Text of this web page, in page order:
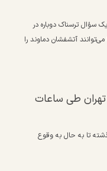
سؤال ترسناک دوباره در
آتشفشان دماوند را
۲.۵ ریشتر در تهران طی ساعات
از شب گذشته تا به حال به وقوع